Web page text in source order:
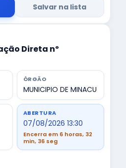
Salvar na lista
Direta nº
ÓRGÃO
MUNICIPIO DE MINACU
ABERTURA
07/08/2026 13:30
Encerra em 6 horas, 32
min, 35 seg